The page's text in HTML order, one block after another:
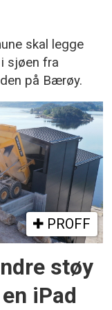
skal legge
sjøen fra
på Bærøy.
PROFF
støy
iPad